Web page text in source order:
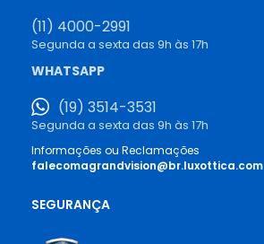
(11) 4000-2991
Segunda a sexta das 9h às 17h
WHATSAPP
(19) 3514-3531
Segunda a sexta das 9h às 17h
Informações ou Reclamações
falecomagrandvision@br.luxottica.com
SEGURANÇA